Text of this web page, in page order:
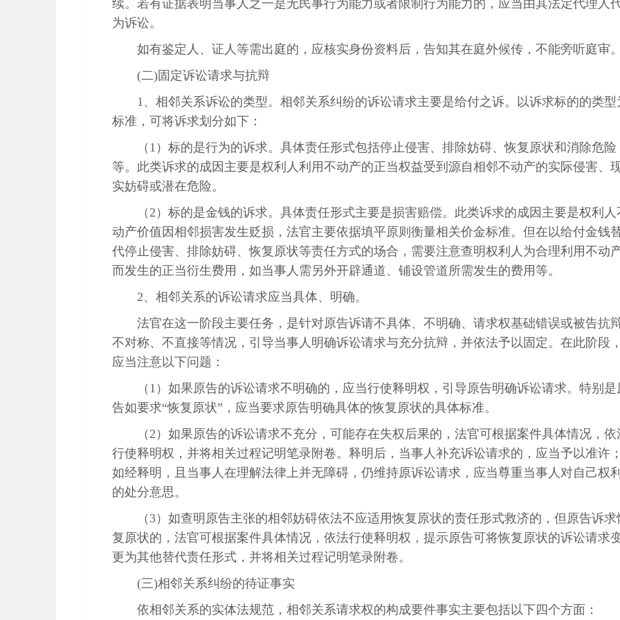
续。若有证据表明当事人之一是无民事行为能力或者限制行为能力的，应当由其法定代理人
为诉讼。
如有鉴定人、证人等需出庭的，应核实身份资料后，告知其在庭外候传，不能旁听庭审。
(二)固定诉讼请求与抗辩
1、相邻关系诉讼的类型。相邻关系纠纷的诉讼请求主要是给付之诉。以诉求标的的类型
标准，可将诉求划分如下：
（1）标的是行为的诉求。具体责任形式包括停止侵害、排除妨碍、恢复原状和消除危险
等。此类诉求的成因主要是权利人利用不动产的正当权益受到源自相邻不动产的实际侵害、
实妨碍或潜在危险。
（2）标的是金钱的诉求。具体责任形式主要是损害赔偿。此类诉求的成因主要是权利人
动产价值因相邻损害发生贬损，法官主要依据填平原则衡量相关价金标准。但在以给付金钱
代停止侵害、排除妨碍、恢复原状等责任方式的场合，需要注意查明权利人为合理利用不动
而发生的正当衍生费用，如当事人需另外开辟通道、铺设管道所需发生的费用等。
2、相邻关系的诉讼请求应当具体、明确。
法官在这一阶段主要任务，是针对原告诉请不具体、不明确、请求权基础错误或被告抗
不对称、不直接等情况，引导当事人明确诉讼请求与充分抗辩，并依法予以固定。在此阶段，
应当注意以下问题：
（1）如果原告的诉讼请求不明确的，应当行使释明权，引导原告明确诉讼请求。特别是
告如要求“恢复原状”，应当要求原告明确具体的恢复原状的具体标准。
（2）如果原告的诉讼请求不充分，可能存在失权后果的，法官可根据案件具体情况，依
行使释明权，并将相关过程记明笔录附卷。释明后，当事人补充诉讼请求的，应当予以准许；
如经释明，且当事人在理解法律上并无障碍，仍维持原诉讼请求，应当尊重当事人对自己权利
的处分意思。
（3）如查明原告主张的相邻妨碍依法不应适用恢复原状的责任形式救济的，但原告诉求
复原状的，法官可根据案件具体情况，依法行使释明权，提示原告可将恢复原状的诉讼请求
更为其他替代责任形式，并将相关过程记明笔录附卷。
(三)相邻关系纠纷的待证事实
依相邻关系的实体法规范，相邻关系请求权的构成要件事实主要包括以下四个方面：